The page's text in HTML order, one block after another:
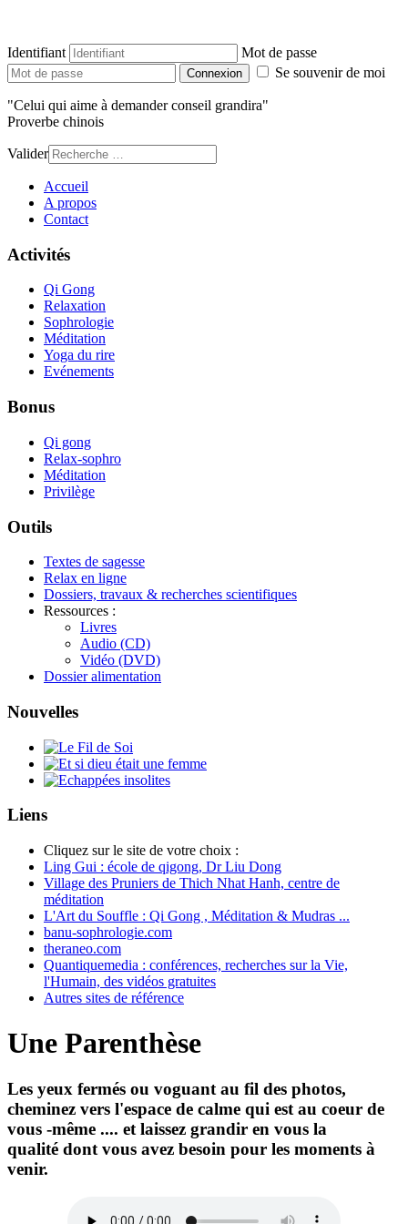
Identifiant Mot de passe
Connexion Se souvenir de moi
"Celui qui aime à demander conseil grandira"
Proverbe chinois
Valider
Accueil
A propos
Contact
Activités
Qi Gong
Relaxation
Sophrologie
Méditation
Yoga du rire
Evénements
Bonus
Qi gong
Relax-sophro
Méditation
Privilège
Outils
Textes de sagesse
Relax en ligne
Dossiers, travaux & recherches scientifiques
Ressources :
Livres
Audio (CD)
Vidéo (DVD)
Dossier alimentation
Nouvelles
Liens
Cliquez sur le site de votre choix :
Ling Gui : école de qigong, Dr Liu Dong
Village des Pruniers de Thich Nhat Hanh, centre de
méditation
L'Art du Souffle : Qi Gong , Méditation & Mudras ...
banu-sophrologie.com
theraneo.com
Quantiquemedia : conférences, recherches sur la Vie,
l'Humain, des vidéos gratuites
Autres sites de référence
Une Parenthèse
Les yeux fermés ou voguant au fil des photos,
cheminez vers l'espace de calme qui est au coeur de
vous -même .... et laissez grandir en vous la
qualité dont vous avez besoin pour les moments à
venir.